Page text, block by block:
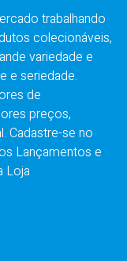
trabalhando
colecionáveis,
variedade e
e seriedade.
de
preços,
Cadastre-se no
Lançamentos e
Loja